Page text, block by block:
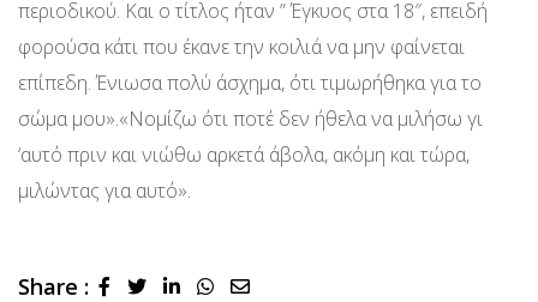
περιοδικού. Και ο τίτλος ήταν ” Έγκυος στα 18″, επειδή
φορούσα κάτι που έκανε την κοιλιά να μην φαίνεται
επίπεδη. Ένιωσα πολύ άσχημα, ότι τιμωρήθηκα για το
σώμα μου».«Νομίζω ότι ποτέ δεν ήθελα να μιλήσω γι
‘αυτό πριν και νιώθω αρκετά άβολα, ακόμη και τώρα,
μιλώντας για αυτό».
Share : LinkedInWhatsapp
Share